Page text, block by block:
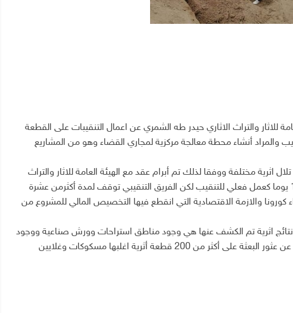
للاثار والتراث الاثاري حيدر طه الشمري عن اعمال التنقيبات على القطعة
أبو غريب والمراد أنشاء محطة معالجة مركزية لمجاري القضاء وهو من المشاريع
مختلفة ووفقا لذلك تم أبرام عقد مع الهيئة العامة للاثار والتراث
ومديرية مجاري محافظة بغداد لمدة لا تتجاوز 120 يوما كعمل فعلي للتنقيب لكن الفريق التنقيبي توقف لمدة أكثرمن عشرة
والازمة الاقتصادية التي انقطع فيها التخصيص المالي للمشروع من
اثرية تم الكشف عنها هي وجود مناطق استراحات وورش صناعية ووجود
اعداد من الابارتعود لفترات إسلامية متأخرة فضلا عن عثور البعثة على أكثر من 200 قطعة أثرية اغلبها مسكوكات وغلايين